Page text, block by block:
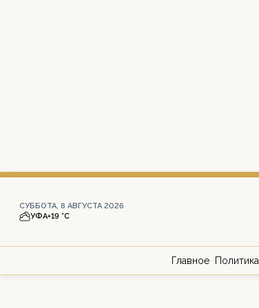
СУББОТА, 8 АВГУСТА 2026
УФА+19 °С
Главное Политика